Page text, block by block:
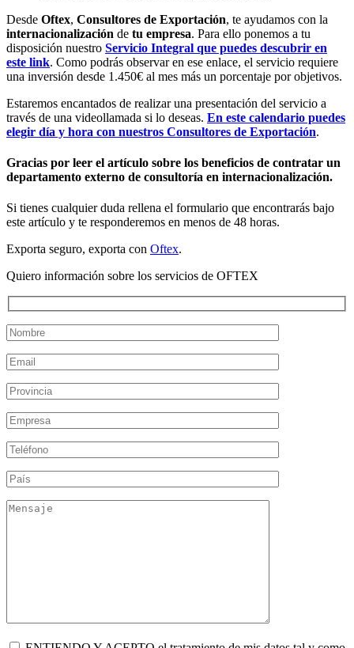
Desde Oftex, Consultores de Exportación, te ayudamos con la
internacionalización de tu empresa. Para ello ponemos a tu
disposición nuestro Servicio Integral que puedes descubrir en
este link. Como podrás observar en ese enlace, el servicio requiere
una inversión desde 1.450€ al mes más un porcentaje por objetivos.
Estaremos encantados de realizar una presentación del servicio a
través de una videollamada si lo deseas. En este calendario puedes
elegir día y hora con nuestros Consultores de Exportación.
Gracias por leer el artículo sobre los beneficios de contratar un
departamento externo de consultoría en internacionalización.
Si tienes cualquier duda rellena el formulario que encontrarás bajo
este artículo y te responderemos en menos de 48 horas.
Exporta seguro, exporta con Oftex.
Quiero información sobre los servicios de OFTEX